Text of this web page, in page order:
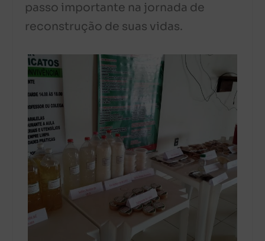
passo importante na jornada de
reconstrução de suas vidas.